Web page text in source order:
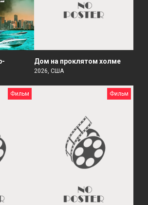
Дом на проклятом холме
2026, США
Фильм Фильм